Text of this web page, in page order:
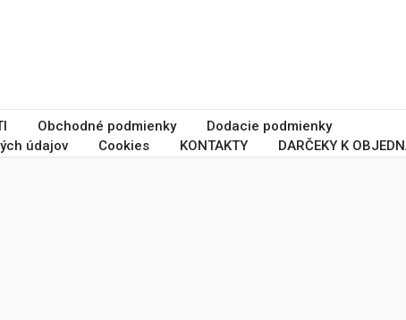
Obchodné podmienky
Dodacie podmienky
údajov
Cookies KONTAKTY DARČEKY K